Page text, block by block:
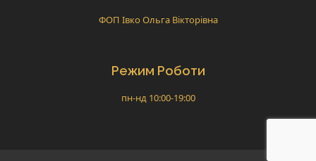
ФОП Івко Ольга Вікторівна
Режим Роботи
пн-нд 10:00-19:00